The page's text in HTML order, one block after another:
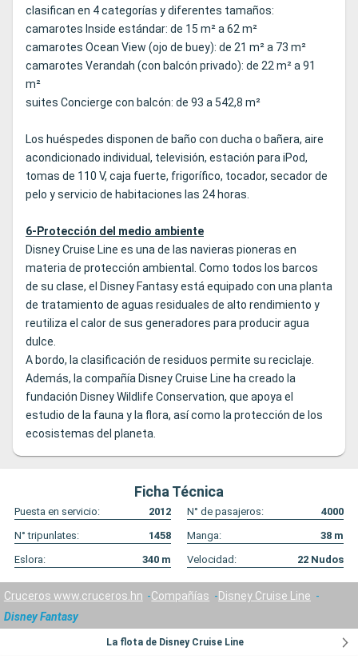
clasifican en 4 categorías y diferentes tamaños:
camarotes Inside estándar: de 15 m² a 62 m²
camarotes Ocean View (ojo de buey): de 21 m² a 73 m²
camarotes Verandah (con balcón privado): de 22 m² a 91
m²
suites Concierge con balcón: de 93 a 542,8 m²
Los huéspedes disponen de baño con ducha o bañera, aire
acondicionado individual, televisión, estación para iPod,
tomas de 110 V, caja fuerte, frigorífico, tocador, secador de
pelo y servicio de habitaciones las 24 horas.
6-Protección del medio ambiente
Disney Cruise Line es una de las navieras pioneras en
materia de protección ambiental. Como todos los barcos
de su clase, el Disney Fantasy está equipado con una planta
de tratamiento de aguas residuales de alto rendimiento y
reutiliza el calor de sus generadores para producir agua
dulce.
A bordo, la clasificación de residuos permite su reciclaje.
Además, la compañía Disney Cruise Line ha creado la
fundación Disney Wildlife Conservation, que apoya el
estudio de la fauna y la flora, así como la protección de los
ecosistemas del planeta.
Ficha Técnica
Puesta en servicio: 2012 N° de pasajeros:
4000
N° tripunlates:
1458 Manga: 38 m
Eslora:
340 m Velocidad: 22 Nudos
Cruceros www.cruceros.hn Compañías
Disney Cruise Line
Disney Fantasy
La flota de Disney Cruise Line